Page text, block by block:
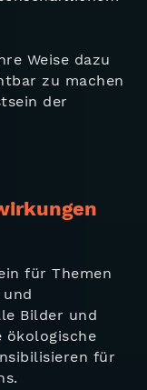
Weise dazu
zu machen
der
für Themen
Bilder und
ökologische
für